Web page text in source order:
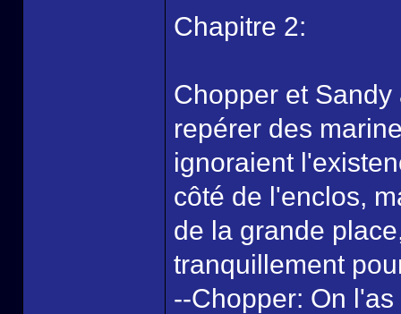
Chapitre 2:
Chopper et
repérer des
ignoraient
côté de l'enclos,
de la grande
tranquillement
--Chopper: On